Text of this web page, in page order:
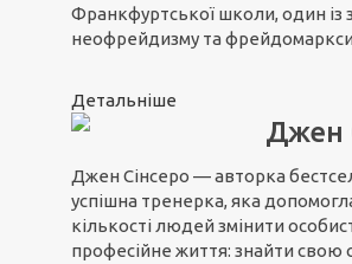
Франкфуртської школи, один із
неофрейдизму та
Детальніше
Джен
Джен Сінсеро — авторка
успішна тренерка, яка
кількості людей змінити
професійне життя: знайти свою